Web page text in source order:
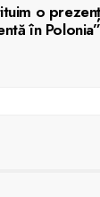
o
în Polonia”